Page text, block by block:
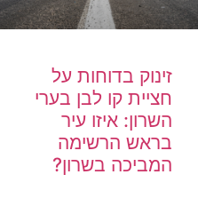
זינוק בדוחות על
חציית קו לבן בערי
השרון: איזו עיר
בראש הרשימה
המביכה בשרון?